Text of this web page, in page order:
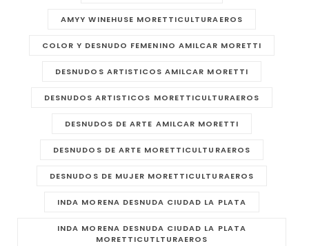
AMYY WINEHUSE MORETTICULTURAEROS
COLOR Y DESNUDO FEMENINO AMILCAR MORETTI
DESNUDOS ARTISTICOS AMILCAR MORETTI
DESNUDOS ARTISTICOS MORETTICULTURAEROS
DESNUDOS DE ARTE AMILCAR MORETTI
DESNUDOS DE ARTE MORETTICULTURAEROS
DESNUDOS DE MUJER MORETTICULTURAEROS
INDA MORENA DESNUDA CIUDAD LA PLATA
INDA MORENA DESNUDA CIUDAD LA PLATA
MORETTICUTLTURAEROS